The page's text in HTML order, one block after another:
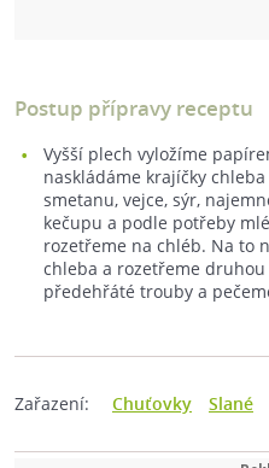
Postup přípravy receptu
Vyšší plech vyložíme
naskládáme krajíčky
smetanu, vejce, sýr,
kečupu a podle potřeby
rozetřeme na chléb. Na to
chleba a rozetřeme
předehřáté trouby a
Zařazení: Chuťovky Slané